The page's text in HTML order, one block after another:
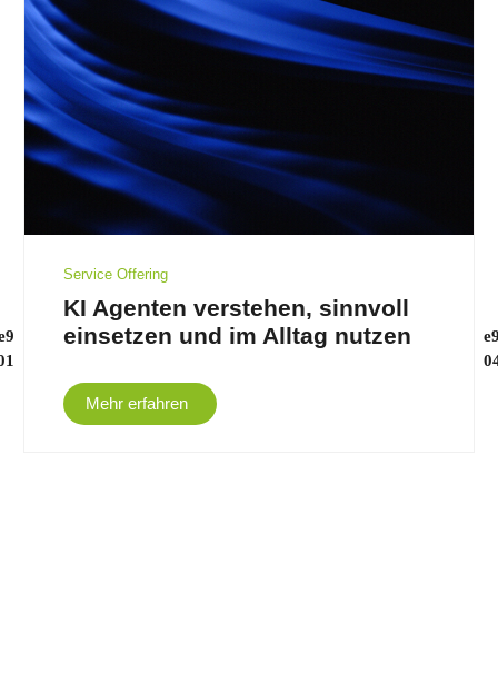
Service Offering
KI Agenten verstehen, sinnvoll
einsetzen und im Alltag nutzen
Mehr erfahren